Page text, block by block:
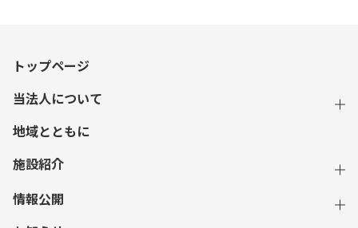
トップページ
当法人について
地域とともに
施設紹介
情報公開